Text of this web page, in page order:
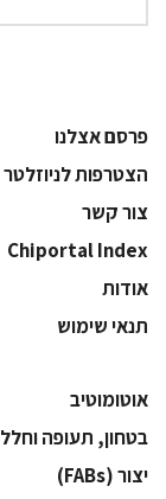
פרסם אצלנו
הצטרפות לניוזלטר
צור קשר
Chiportal Index
אודות
תנאי שימוש
אוטומוטיב
בטחון, תעופה וחלל
‫יצור (‪(FABs‬‬